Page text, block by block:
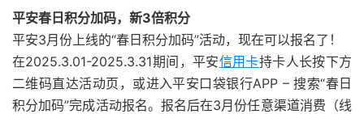
平安春日积分加码，新3倍积分
平安3月份上线的“春日积分加码”活动，现在可以报名了！
在2025.3.01-2025.3.31期间，平安信用卡持卡人长按下方
二维码直达活动页，或进入平安口袋银行APP – 搜索“春日
积分加码”完成活动报名。报名后在3月份任意渠道消费（线